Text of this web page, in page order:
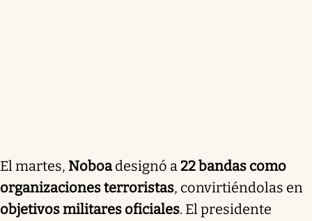
El martes, Noboadesignó a22 bandas como
organizaciones terroristas, convirtiéndolas en
objetivos militares oficiales. El presidente